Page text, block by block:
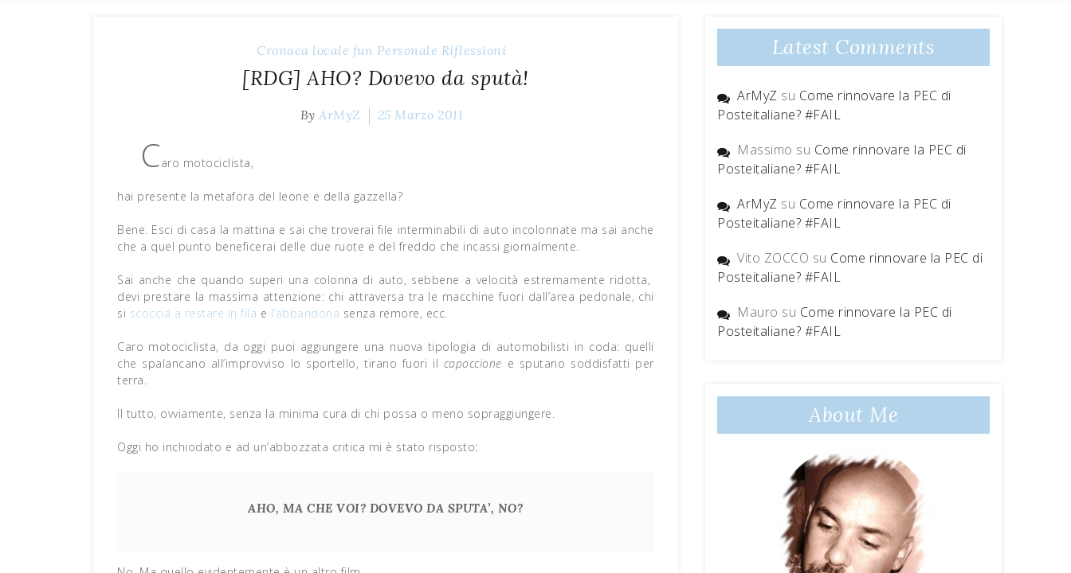
Cronaca locale fun Personale Riflessioni
[RDG] AHO? Dovevo da sputà!
ByArMyZ 25 Marzo 2011
Caro motociclista,
hai presente la metafora del leone e della gazzella?
Bene. Esci di casa la mattina e sai che troverai file interminabili di auto incolonnate ma sai anche
che a quel punto beneficerai delle due ruote e del freddo che incassi giornalmente.
Sai anche che quando superi una colonna di auto, sebbene a velocità estremamente ridotta,
devi prestare la massima attenzione: chi attraversa tra le macchine fuori dall’area pedonale, chi
si scoccia a restare in fila e l’abbandona senza remore, ecc.
Caro motociclista, da oggi puoi aggiungere una nuova tipologia di automobilisti in coda: quelli
che spalancano all’improvviso lo sportello, tirano fuori il capoccione e sputano soddisfatti per
terra.
Il tutto, ovviamente, senza la minima cura di chi possa o meno sopraggiungere.
Oggi ho inchiodato e ad un’abbozzata critica mi è stato risposto:
AHO, MA CHE VOI? DOVEVO DA SPUTA’, NO?
Latest Comments
ArMyZ su Come rinnovare la PEC di
Posteitaliane? #FAIL
Massimo su Come rinnovare la PEC di
Posteitaliane? #FAIL
ArMyZ su Come rinnovare la PEC di
Posteitaliane? #FAIL
Vito ZOCCO su Come rinnovare la PEC di
Posteitaliane? #FAIL
Mauro su Come rinnovare la PEC di
Posteitaliane? #FAIL
About Me